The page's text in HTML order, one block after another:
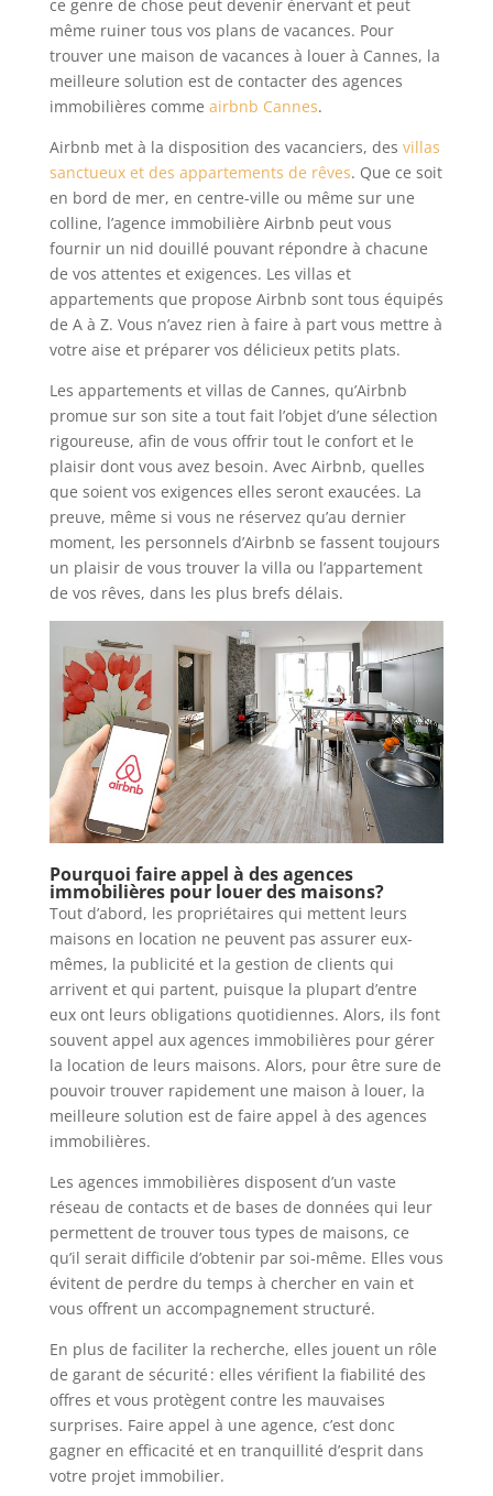
ce genre de chose peut devenir énervant et peut
même ruiner tous vos plans de vacances. Pour
trouver une maison de vacances à louer à Cannes, la
meilleure solution est de contacter des agences
immobilières comme airbnb Cannes.
Airbnb met à la disposition des vacanciers, des villas
sanctueux et des appartements de rêves. Que ce soit
en bord de mer, en centre-ville ou même sur une
colline, l’agence immobilière Airbnb peut vous
fournir un nid douillé pouvant répondre à chacune
de vos attentes et exigences. Les villas et
appartements que propose Airbnb sont tous équipés
de A à Z. Vous n’avez rien à faire à part vous mettre à
votre aise et préparer vos délicieux petits plats.
Les appartements et villas de Cannes, qu’Airbnb
promue sur son site a tout fait l’objet d’une sélection
rigoureuse, afin de vous offrir tout le confort et le
plaisir dont vous avez besoin. Avec Airbnb, quelles
que soient vos exigences elles seront exaucées. La
preuve, même si vous ne réservez qu’au dernier
moment, les personnels d’Airbnb se fassent toujours
un plaisir de vous trouver la villa ou l’appartement
de vos rêves, dans les plus brefs délais.
Pourquoi faire appel à des agences
immobilières pour louer des maisons?
Tout d’abord, les propriétaires qui mettent leurs
maisons en location ne peuvent pas assurer eux-
mêmes, la publicité et la gestion de clients qui
arrivent et qui partent, puisque la plupart d’entre
eux ont leurs obligations quotidiennes. Alors, ils font
souvent appel aux agences immobilières pour gérer
la location de leurs maisons. Alors, pour être sure de
pouvoir trouver rapidement une maison à louer, la
meilleure solution est de faire appel à des agences
immobilières.
Les agences immobilières disposent d’un vaste
réseau de contacts et de bases de données qui leur
permettent de trouver tous types de maisons, ce
qu’il serait difficile d’obtenir par soi‑même. Elles vous
évitent de perdre du temps à chercher en vain et
vous offrent un accompagnement structuré.
En plus de faciliter la recherche, elles jouent un rôle
de garant de sécurité : elles vérifient la fiabilité des
offres et vous protègent contre les mauvaises
surprises. Faire appel à une agence, c’est donc
gagner en efficacité et en tranquillité d’esprit dans
votre projet immobilier.